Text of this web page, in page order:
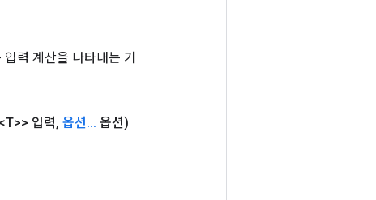
력 계산을 나타내는 기
<T>> 입력, 옵션... 옵션)